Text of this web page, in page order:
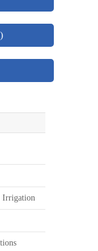
Irrigation